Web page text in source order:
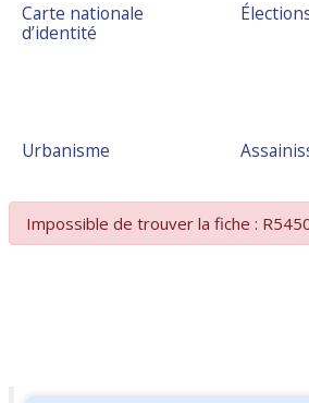
Carte nationale
d’identité
Urbanisme
Impossible de trouver la fiche :